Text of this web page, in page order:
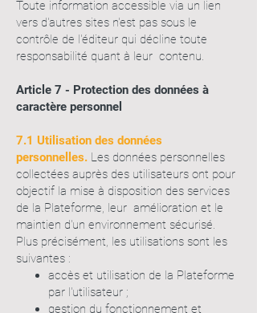
Toute information accessible via un lien
vers d'autres sites n'est pas sous le
contrôle de l'éditeur qui décline toute
responsabilité quant à leur contenu.
Article 7 - Protection des données à
caractère personnel
7.1 Utilisation des données
personnelles. Les données personnelles
collectées auprès des utilisateurs ont pour
objectif la mise à disposition des services
de la Plateforme, leur amélioration et le
maintien d'un environnement sécurisé.
Plus précisément, les utilisations sont les
suivantes :
accès et utilisation de la Plateforme
par l'utilisateur ;
gestion du fonctionnement et